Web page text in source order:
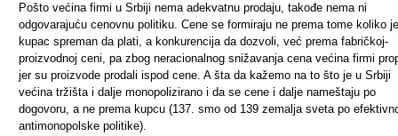
Pošto većina firmi u Srbiji nema adekvatnu prodaju, takođe nema ni
odgovarajuću cenovnu politiku. Cene se formiraju ne prema tome koliko je
kupac spreman da plati, a konkurencija da dozvoli, već prema fabričkoj-
proizvodnoj ceni, pa zbog neracionalnog snižavanja cena većina firmi
jer su proizvode prodali ispod cene. A šta da kažemo na to što je u Srbiji
većina tržišta i dalje monopolizirano i da se cene i dalje nameštaju po
dogovoru, a ne prema kupcu (137. smo od 139 zemalja sveta po
antimonopolske politike).